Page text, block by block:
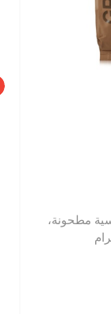
مطحونة،